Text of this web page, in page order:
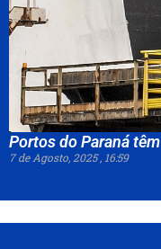
Portos do Paraná
7 de Agosto, 2025 16:59